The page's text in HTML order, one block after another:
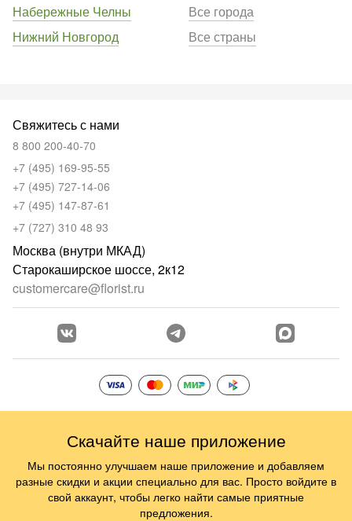
Набережные Челны
Нижний Новгород
Все города
Все страны
Свяжитесь с нами
8 800 200-40-70
+7 (495) 169-95-55
+7 (495) 727-14-06
+7 (495) 147-87-61
+7 (727) 310 48 93
Москва (внутри МКАД)
Старокаширское шоссе, 2к12
customercare@florist.ru
Скачайте наше приложение
Мы постоянно улучшаем наше приложение и добавляем
разные скидки и акции специально для вас. Просто войдите в
свой аккаунт, чтобы легко найти самые приятные
предложения.